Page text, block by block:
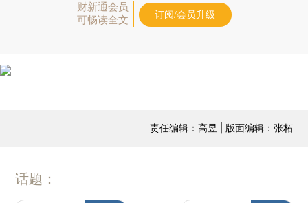
财新通会员
可畅读全文
订阅/会员升级
责任编辑：高昱 | 版面编辑：张柘
话题：